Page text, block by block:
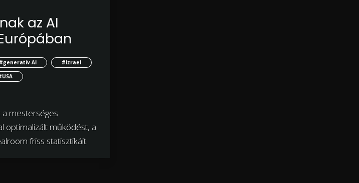
az AI
#generatív AI
#Izrael
a mesterséges
optimalizált működést, a
friss statisztikáit.